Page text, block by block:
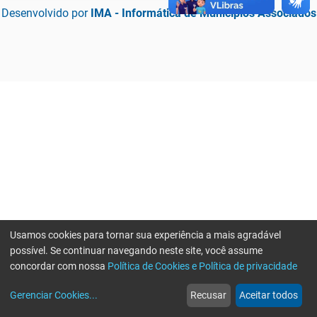
Desenvolvido por IMA - Informática de Municípios Associados
web
Notícias
more_horiz
Mais
Usamos cookies para tornar sua experiência a mais agradável
possível. Se continuar navegando neste site, você assume
concordar com nossa Política de Cookies e Política de privacidade
Gerenciar Cookies... Recusar Aceitar todos
Erro ao enviar informações, por favor tente novamente